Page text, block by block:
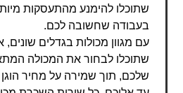
שתוכלו להימנע מהתעסקות
בעבודה שחשובה לכם.
עם מגוון מכולות בגדלים שונים,
שתוכלו לבחור את המכולה
שלכם, תוך שמירה על מחיר